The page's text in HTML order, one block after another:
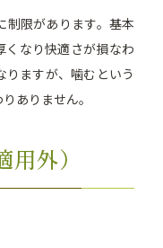
制限があります。基本
くなり快適さが損なわ
ますが、噛むという
ありません。
外）